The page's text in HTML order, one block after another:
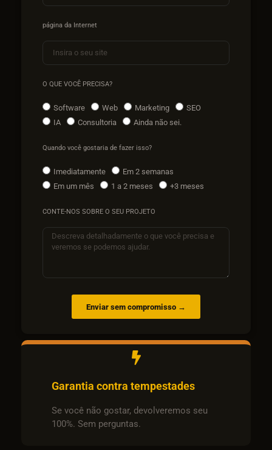
página da Internet
O QUE VOCÊ PRECISA?
Software Web Marketing
SEO
IA
Consultoria Ainda não sei.
Quando você gostaria de fazer isso?
Imediatamente
Em 2 semanas
Em um mês
1 a 2 meses +3 meses
CONTE-NOS SOBRE O SEU PROJETO
Enviar sem compromisso →
Garantia contra tempestades
Se você não gostar, devolveremos seu
100%. Sem perguntas.